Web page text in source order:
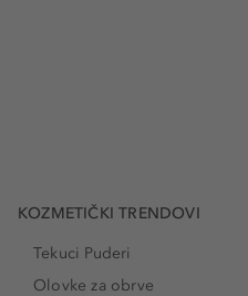
KOZMETIČKI TRENDOVI
Tekuci Puderi
Olovke za obrve